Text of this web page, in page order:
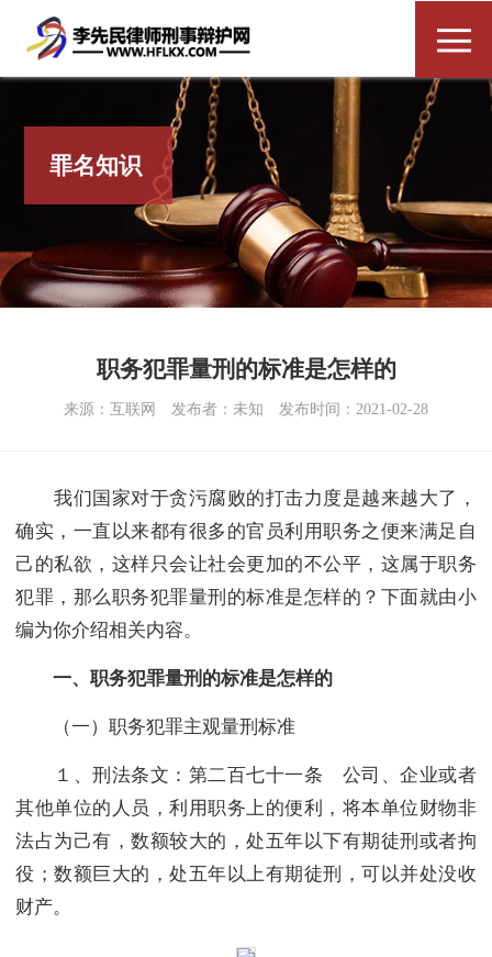
罪名知识
职务犯罪量刑的标准是怎样的
来源：互联网 发布者：未知 发布时间：2021-02-28
我们国家对于贪污腐败的打击力度是越来越大了，
确实，一直以来都有很多的官员利用职务之便来满足自
己的私欲，这样只会让社会更加的不公平，这属于职务
犯罪，那么职务犯罪量刑的标准是怎样的？下面就由小
编为你介绍相关内容。
一、职务犯罪量刑的标准是怎样的
（一）职务犯罪主观量刑标准
１、刑法条文：第二百七十一条 公司、企业或者
其他单位的人员，利用职务上的便利，将本单位财物非
法占为己有，数额较大的，处五年以下有期徒刑或者拘
役；数额巨大的，处五年以上有期徒刑，可以并处没收
财产。